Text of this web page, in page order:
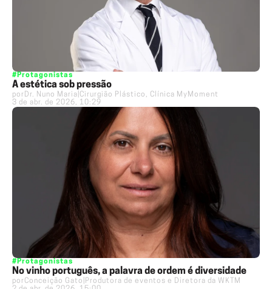
#Protagonistas
A estética sob pressão
por Dr. Nuno Maria Cirurgião Plástico, Clínica MyMoment
3 de abr. de 2026, 10:29
#Protagonistas
No vinho português, a palavra de ordem é diversidade
por Conceição Gato Produtora de eventos e Diretora da WKTM